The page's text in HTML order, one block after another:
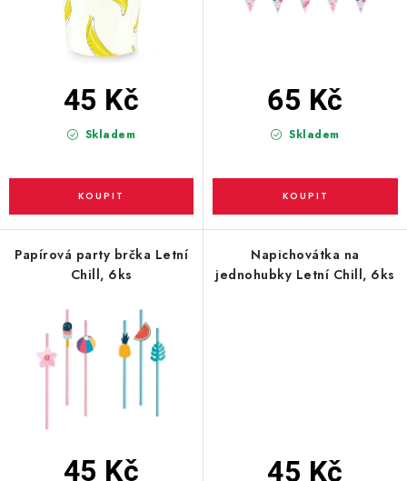
DÁRKOVÉ TAŠKY A SÁČKY
DÁRKY
HELIUM NA BALÓNKY
OSLAVA PODLE BAREV
ROZLUČKA SE SVOBODOU
SEZÓNNÍ SVÁTKY
VYSTŘELOVACÍ KONFETY
Skladem
45 Kč
Skladem
65 Kč
Papírová party brčka Letní
Chill, 6ks
45 Kč
Napichovátka na
jednohubky Letní Chill, 6ks
45 Kč